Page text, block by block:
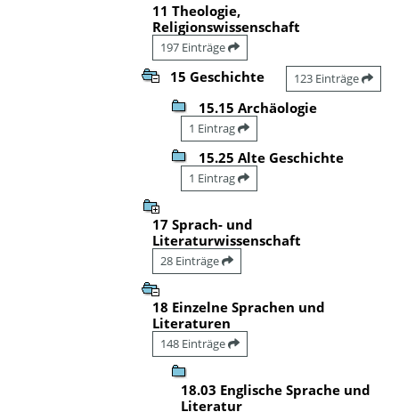
11 Theologie,
Religionswissenschaft
197 Einträge
15 Geschichte 123 Einträge
15.15 Archäologie
1 Eintrag
15.25 Alte Geschichte
1 Eintrag
17 Sprach- und
Literaturwissenschaft
28 Einträge
18 Einzelne Sprachen und
Literaturen
148 Einträge
18.03 Englische Sprache und
Literatur